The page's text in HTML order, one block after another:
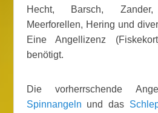
Hecht, Barsch,
Meerforellen, Hering und
Eine Angellizenz
benötigt.
Die vorherrschende
Spinnangeln und das